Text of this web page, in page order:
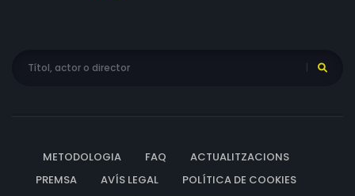
METODOLOGIA FAQ
ACTUALITZACIONS
PREMSA
AVÍS LEGAL
POLÍTICA DE COOKIES